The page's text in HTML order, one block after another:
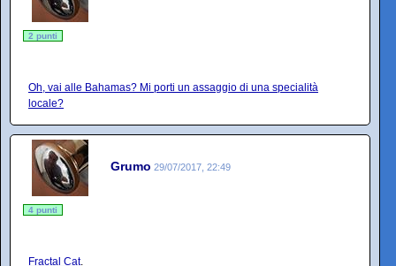
2 punti
Oh, vai alle Bahamas? Mi porti un assaggio di una specialità
locale?
Grumo 29/07/2017, 22:49
4 punti
Fractal Cat.